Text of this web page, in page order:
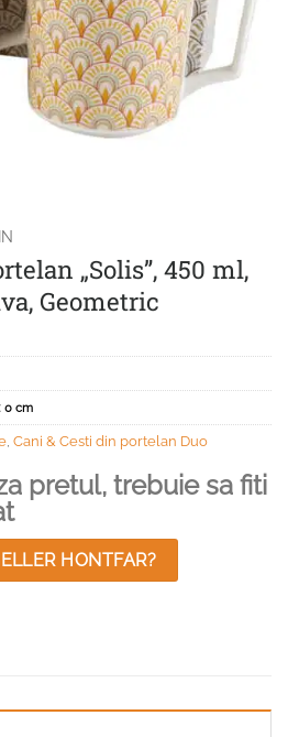
„Solis”, 450 ml,
Geometric
0 cm
Cani & Cesti din portelan Duo
pretul, trebuie sa fiti
HONTFAR?